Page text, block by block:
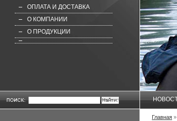
ОПЛАТА И ДОСТАВКА
О КОМПАНИИ
О ПРОДУКЦИИ
Главная